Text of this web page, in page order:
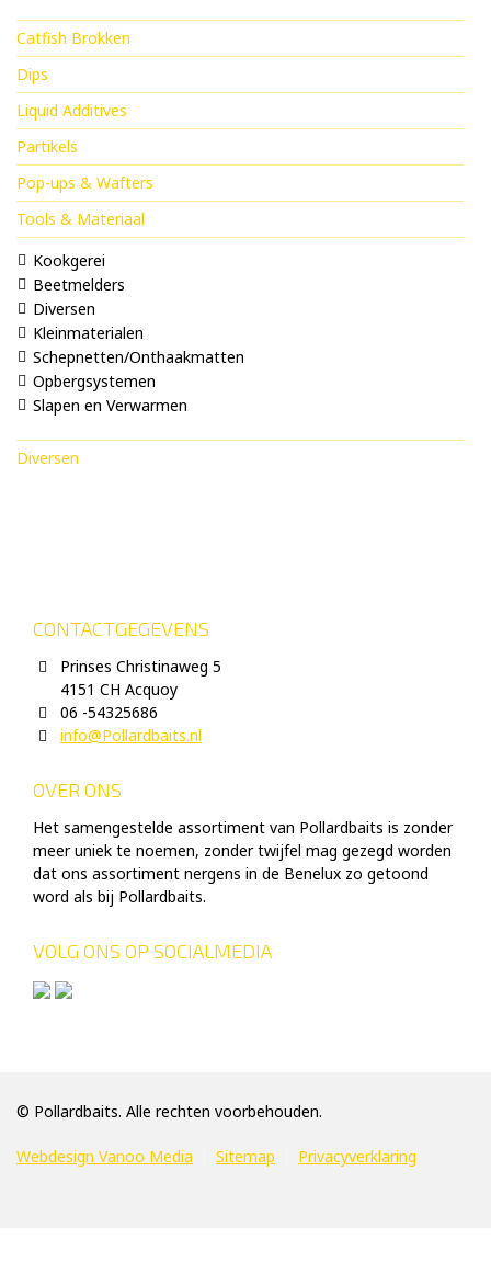
Catfish Brokken
Dips
Liquid Additives
Partikels
Pop-ups & Wafters
Tools & Materiaal
Kookgerei
Beetmelders
Diversen
Kleinmaterialen
Schepnetten/Onthaakmatten
Opbergsystemen
Slapen en Verwarmen
Diversen
CONTACTGEGEVENS
Prinses Christinaweg 5
4151 CH Acquoy
06 -54325686
info@Pollardbaits.nl
OVER ONS
Het samengestelde assortiment van Pollardbaits is zonder
meer uniek te noemen, zonder twijfel mag gezegd worden
dat ons assortiment nergens in de Benelux zo getoond
word als bij Pollardbaits.
VOLG ONS OP SOCIALMEDIA
© Pollardbaits. Alle rechten voorbehouden.
Webdesign Vanoo Media Sitemap Privacyverklaring